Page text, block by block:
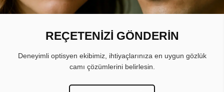
REÇETENİZİ GÖNDERİN
Deneyimli optisyen ekibimiz, ihtiyaçlarınıza en uygun gözlük
camı çözümlerini belirlesin.